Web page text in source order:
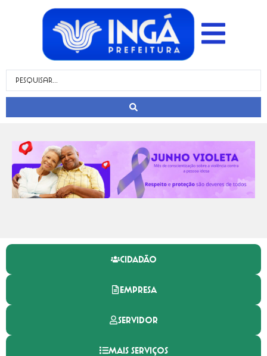
CIDADÃO
EMPRESA
SERVIDOR
MAIS SERVIÇOS